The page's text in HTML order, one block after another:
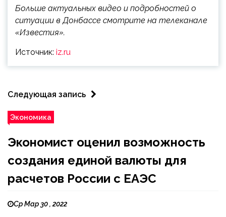
Больше актуальных видео и подробностей о
ситуации в Донбассе смотрите на телеканале
«Известия».
Источник: iz.ru
Следующая запись
Экономика
Экономист оценил возможность
создания единой валюты для
расчетов России с ЕАЭС
Ср Мар 30 , 2022